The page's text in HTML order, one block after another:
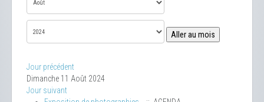
Aller au mois
Jour précédent
Dimanche 11 Août 2024
Jour suivant